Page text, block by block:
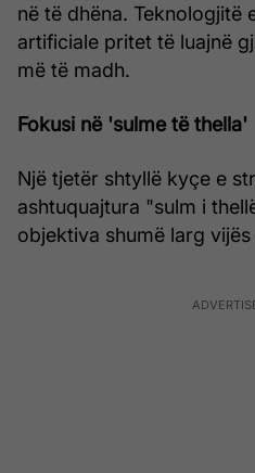
në të dhëna. Teknologjitë
artificiale pritet të luajnë
më të madh.
Fokusi në 'sulme të thella'
Një tjetër shtyllë kyçe e
ashtuquajtura "sulm i
objektiva shumë larg